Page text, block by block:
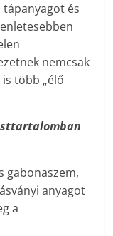
és
nemcsak
több „élő
gabonaszem,
anyagot
a